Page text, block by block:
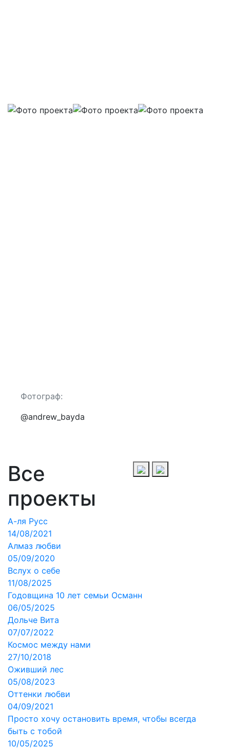
Фотограф:
@andrew_bayda
Все
проекты
А-ля Русс
14/08/2021
Алмаз любви
05/09/2020
Вслух о себе
11/08/2025
Годовщина 10 лет семьи Османн
06/05/2025
Дольче Вита
07/07/2022
Космос между нами
27/10/2018
Оживший лес
05/08/2023
Оттенки любви
04/09/2021
Просто хочу остановить время, чтобы всегда
быть с тобой
10/05/2025